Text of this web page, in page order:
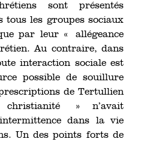
sont présentés
tous les groupes sociaux
par leur « allégeance
Au contraire, dans
interaction sociale est
possible de souillure
de Tertullien
» n’avait
dans la vie
Un des points forts de